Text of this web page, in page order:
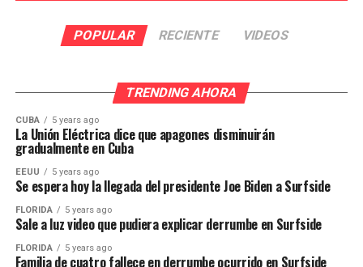
POPULAR RECIENTE VIDEOS
TRENDING AHORA
CUBA 5 years ago
La Unión Eléctrica dice que apagones disminuirán
gradualmente en Cuba
EEUU 5 years ago
Se espera hoy la llegada del presidente Joe Biden a Surfside
FLORIDA 5 years ago
Sale a luz video que pudiera explicar derrumbe en Surfside
FLORIDA 5 years ago
Familia de cuatro fallece en derrumbe ocurrido en Surfside